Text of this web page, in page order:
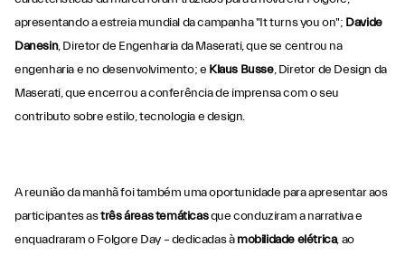
apresentando a estreia mundial da campanha "It turns you on"; Davide
Danesin, Diretor de Engenharia da Maserati, que se centrou na
engenharia e no desenvolvimento; e Klaus Busse, Diretor de Design da
Maserati, que encerrou a conferência de imprensa com o seu
contributo sobre estilo, tecnologia e design.
A reunião da manhã foi também uma oportunidade para apresentar aos
participantes astrês áreas temáticasque conduziram a narrativa e
enquadraram o Folgore Day – dedicadas àmobilidade elétrica, ao